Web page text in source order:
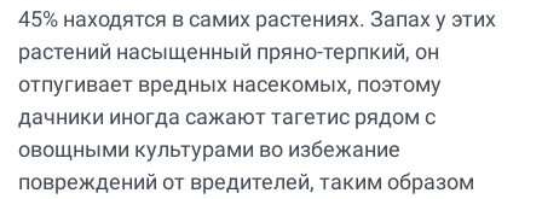
45% находятся в самих растениях. Запах у этих
растений насыщенный пряно-терпкий, он
отпугивает вредных насекомых, поэтому
дачники иногда сажают тагетис рядом с
овощными культурами во избежание
повреждений от вредителей, таким образом